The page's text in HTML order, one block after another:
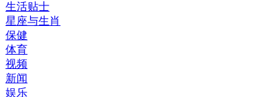
生活贴士
星座与生肖
保健
体育
视频
新闻
娱乐